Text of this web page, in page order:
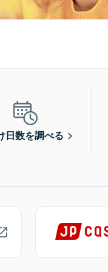
日数を調べる